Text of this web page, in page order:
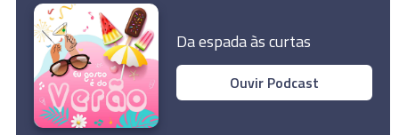
© 2023 Empresa Diário de Notícias, Lda.
Todos os direitos reservados.
Da espada às curtas
Ouvir Podcast